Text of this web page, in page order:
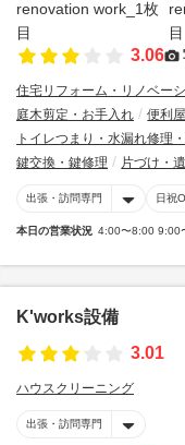
3.06
住宅リフォーム・リノベー
庭木剪定・お手入れ
便利
トイレつまり・水漏れ修理
鍵交換・鍵修理
片づけ・
出張・訪問専門 日祝
本日の営業状況 4:00〜8:00 9:00
K'works設備
3.01
ハウスクリーニング
出張・訪問専門